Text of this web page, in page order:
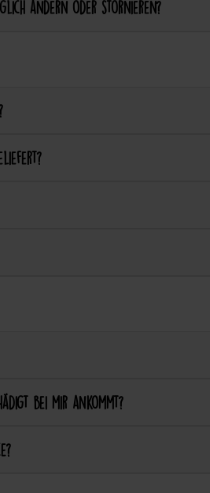
ändern oder stornieren?
bei mir ankommt?